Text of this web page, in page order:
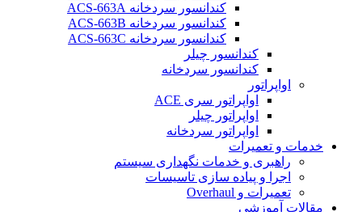
کندانسور سردخانه ACS-663A
کندانسور سردخانه ACS-663B
کندانسور سردخانه ACS-663C
کندانسور چیلر
کندانسور سردخانه
اواپراتور
اواپراتور سری ACE
اواپراتور چیلر
اواپراتور سردخانه
خدمات و تعمیرات
راهبری و خدمات نگهداری سیستم
اجرا و پیاده سازی تاسیسات
تعمیرات و Overhaul
مقالات آموزشی